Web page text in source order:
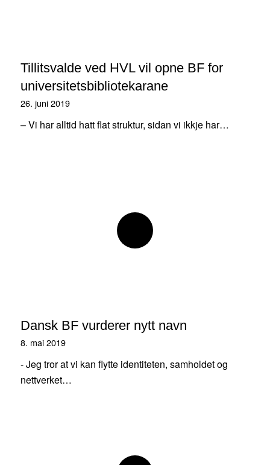
Tillitsvalde ved HVL vil opne BF for
universitetsbibliotekarane
26. juni 2019
– Vi har alltid hatt flat struktur, sidan vi ikkje har…
Dansk BF vurderer nytt navn
8. mai 2019
- Jeg tror at vi kan flytte identiteten, samholdet og
nettverket…